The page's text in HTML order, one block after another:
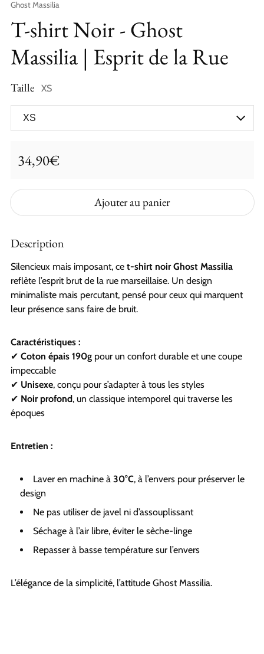
Fournisseur
Ghost Massilia
T-shirt Noir - Ghost
Massilia | Esprit de la Rue
Taille XS
Prix ​​régulier
34,90€
Ajouter au panier
Description
Silencieux mais imposant, ce t-shirt noir Ghost Massilia
reflète l’esprit brut de la rue marseillaise. Un design
minimaliste mais percutant, pensé pour ceux qui marquent
leur présence sans faire de bruit.
Caractéristiques :
✔ Coton épais 190gpour un confort durable et une coupe
impeccable
✔ Unisexe, conçu pour s’adapter à tous les styles
✔ Noir profond, un classique intemporel qui traverse les
époques
Entretien :
Laver en machine à 30°C, à l’envers pour préserver le
design
Ne pas utiliser de javel ni d’assouplissant
Séchage à l’air libre, éviter le sèche-linge
Repasser à basse température sur l’envers
L’élégance de la simplicité, l’attitude Ghost Massilia.